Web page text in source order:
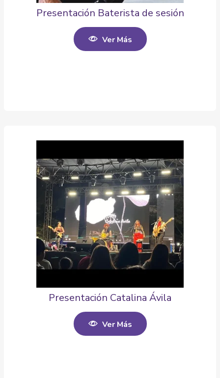
Presentación Baterista de sesión
Ver Más
Presentación Catalina Ávila
Ver Más